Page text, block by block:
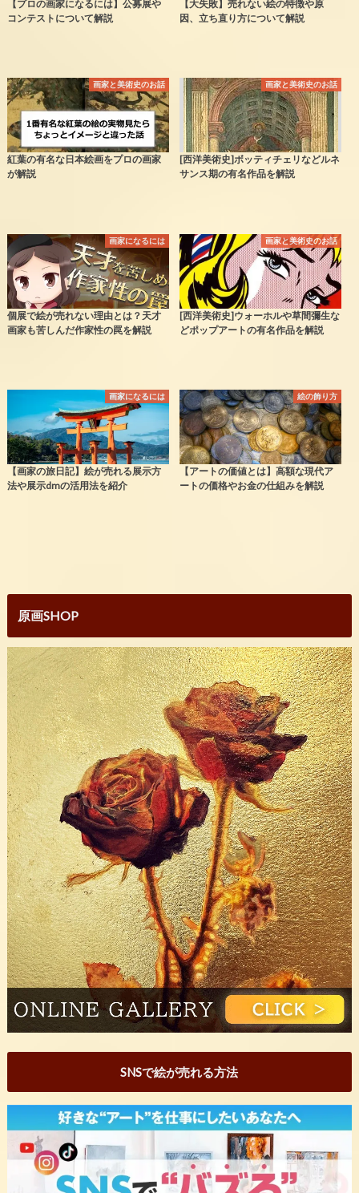
【プロの画家になるには】公募展や
コンテストについて解説
【大失敗】売れない絵の特徴や原
因、立ち直り方について解説
画家と美術史のお話
紅葉の有名な日本絵画をプロの画家
が解説
画家と美術史のお話
[西洋美術史]ボッティチェリなどルネ
サンス期の有名作品を解説
画家になるには
個展で絵が売れない理由とは？天才
画家も苦しんだ作家性の罠を解説
画家と美術史のお話
[西洋美術史]ウォーホルや草間彌生な
どポップアートの有名作品を解説
画家になるには
【画家の旅日記】絵が売れる展示方
法や展示dmの活用法を紹介
絵の飾り方
【アートの価値とは】高額な現代ア
ートの価格やお金の仕組みを解説
原画SHOP
SNSで絵が売れる方法